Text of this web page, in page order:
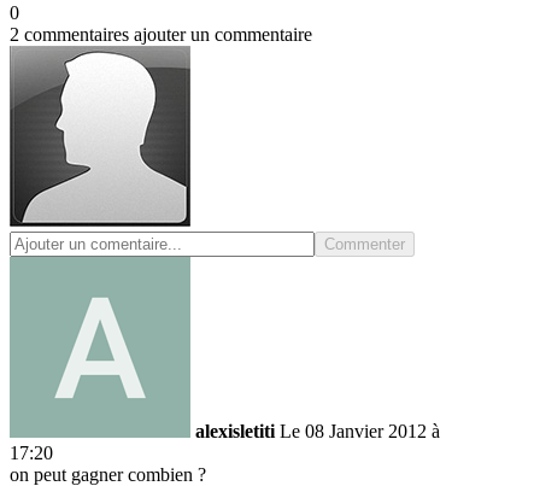
0
2 commentaires ajouter un commentaire
Commenter
alexisletiti Le 08 Janvier 2012 à
17:20
on peut gagner combien ?